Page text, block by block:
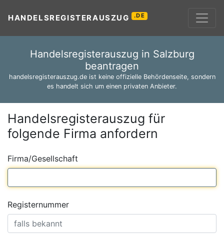
HANDELSREGISTERAUSZUG .DE
Handelsregisterauszug in Salzburg
beantragen
handelsregisterauszug.de ist keine offizielle Behördenseite, sondern
es handelt sich um einen privaten Anbieter.
Handelsregisterauszug für
folgende Firma anfordern
Firma/Gesellschaft
Registernummer